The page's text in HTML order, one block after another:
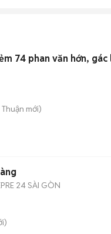
74 phan văn hớn,
mới)
24 SÀI GÒN